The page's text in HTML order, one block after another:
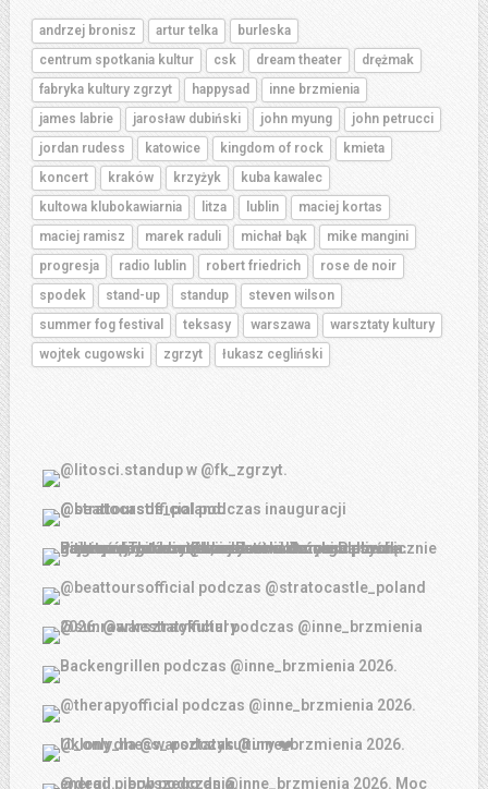
andrzej bronisz artur telka
burleska
centrum spotkania kultur
csk dream theater
drężmak
fabryka kultury zgrzyt
happysad
inne brzmienia
james labrie
jarosław dubiński john myung
john petrucci
jordan rudess
katowice kingdom of rock
kmieta
koncert
kraków krzyżyk
kuba kawalec
kultowa klubokawiarnia
litza lublin
maciej kortas
maciej ramisz
marek raduli michał bąk
mike mangini
progresja
radio lublin robert friedrich
rose de noir
spodek
stand-up standup
steven wilson
summer fog festival
teksasy warszawa
warsztaty kultury
wojtek cugowski
zgrzyt łukasz cegliński